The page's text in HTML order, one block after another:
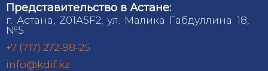
Представительство в Астане:
г. Астана, Z01A5F2, ул. Малика Габдуллина 18,
№5
+7 (717) 272-98-25
info@kdif.kz